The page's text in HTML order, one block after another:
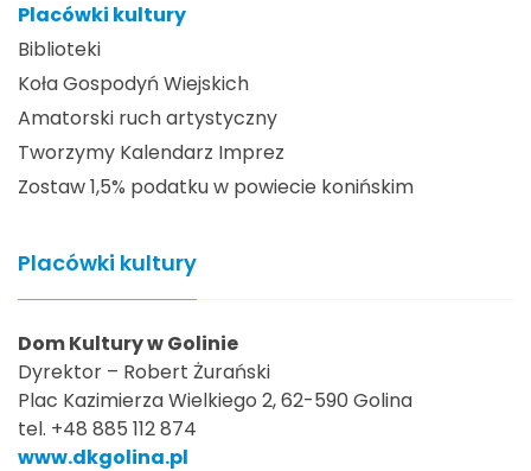
Placówki kultury
Biblioteki
Koła Gospodyń Wiejskich
Amatorski ruch artystyczny
Tworzymy Kalendarz Imprez
Zostaw 1,5% podatku w powiecie konińskim
Placówki kultury
Dom Kultury w Golinie
Dyrektor – Robert Żurański
Plac Kazimierza Wielkiego 2, 62-590 Golina
tel. +48 885 112 874
www.dkgolina.pl